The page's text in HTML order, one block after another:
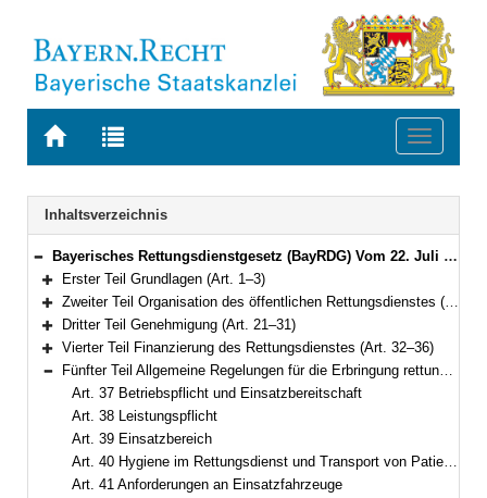
Zur
BAYERN.RECHT
Zur
letzten
Suche
Toggle
Navigation
Inhaltsverzeichnis
Bereich reduzieren
Bayerisches Rettungsdienstgesetz (BayRDG) Vom 22. Juli 2008 (GVBl. S. 429) BayRS 215-5-1-I (Art. 1–63)
Bereich erweitern
Erster Teil Grundlagen (Art. 1–3)
Bereich erweitern
Zweiter Teil Organisation des öffentlichen Rettungsdienstes (Art. 4–20)
Bereich erweitern
Dritter Teil Genehmigung (Art. 21–31)
Bereich erweitern
Vierter Teil Finanzierung des Rettungsdienstes (Art. 32–36)
Bereich reduzieren
Fünfter Teil Allgemeine Regelungen für die Erbringung rettungsdienstlicher Leistungen (Art. 37–47)
Art. 37 Betriebspflicht und Einsatzbereitschaft
Art. 38 Leistungspflicht
Art. 39 Einsatzbereich
Art. 40 Hygiene im Rettungsdienst und Transport von Patienten mit Infektionskrankheiten
Art. 41 Anforderungen an Einsatzfahrzeuge